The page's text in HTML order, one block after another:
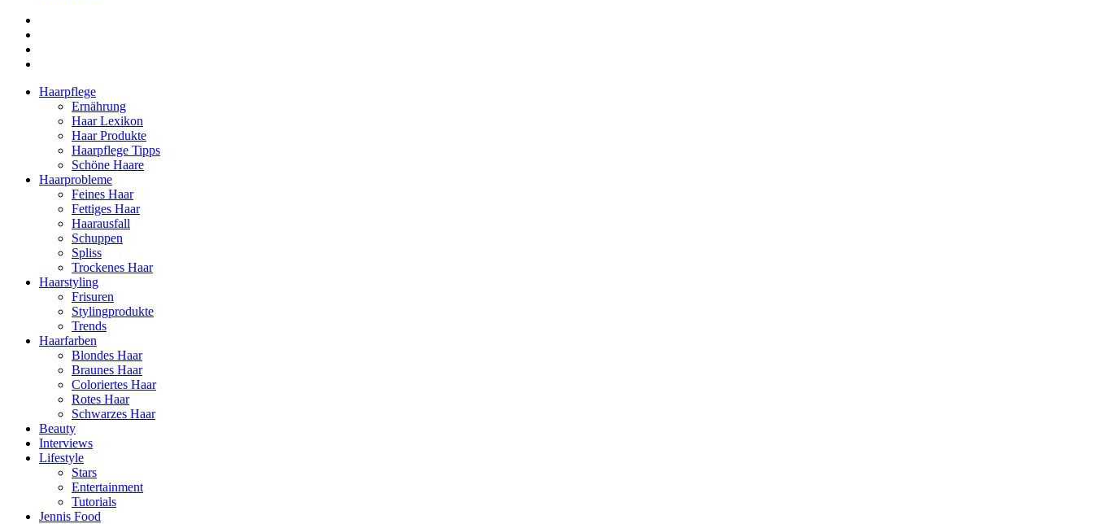
Haarpflege
Ernährung
Haar Lexikon
Haar Produkte
Haarpflege Tipps
Schöne Haare
Haarprobleme
Feines Haar
Fettiges Haar
Haarausfall
Schuppen
Spliss
Trockenes Haar
Haarstyling
Frisuren
Stylingprodukte
Trends
Haarfarben
Blondes Haar
Braunes Haar
Coloriertes Haar
Rotes Haar
Schwarzes Haar
Beauty
Interviews
Lifestyle
Stars
Entertainment
Tutorials
Jennis Food